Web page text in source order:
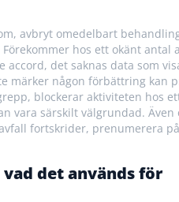
avbryt omedelbart
hos ett okänt
det saknas data som
märker någon förbättring kan
blockerar aktiviteten hos
vara särskilt välgrundad.
fortskrider, prenumerera
det används för